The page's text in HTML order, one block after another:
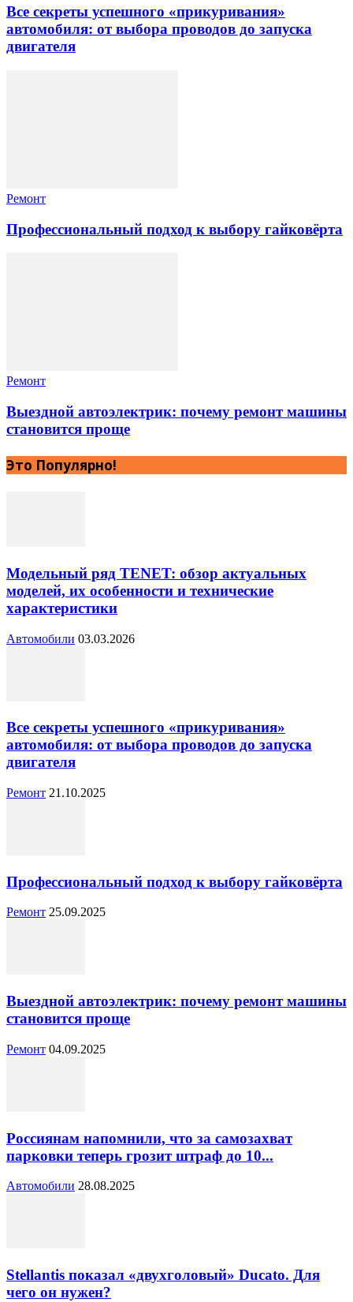
Все секреты успешного «прикуривания»
автомобиля: от выбора проводов до запуска
двигателя
Ремонт
Профессиональный подход к выбору гайковёрта
Ремонт
Выездной автоэлектрик: почему ремонт машины
становится проще
Это Популярно!
Модельный ряд TENET: обзор актуальных
моделей, их особенности и технические
характеристики
Автомобили 03.03.2026
Все секреты успешного «прикуривания»
автомобиля: от выбора проводов до запуска
двигателя
Ремонт 21.10.2025
Профессиональный подход к выбору гайковёрта
Ремонт 25.09.2025
Выездной автоэлектрик: почему ремонт машины
становится проще
Ремонт 04.09.2025
Россиянам напомнили, что за самозахват
парковки теперь грозит штраф до 10...
Автомобили 28.08.2025
Stellantis показал «двухголовый» Ducato. Для
чего он нужен?